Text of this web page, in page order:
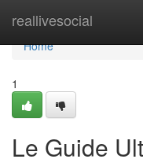
reallivesocial
Home
Home
1
Le Guide